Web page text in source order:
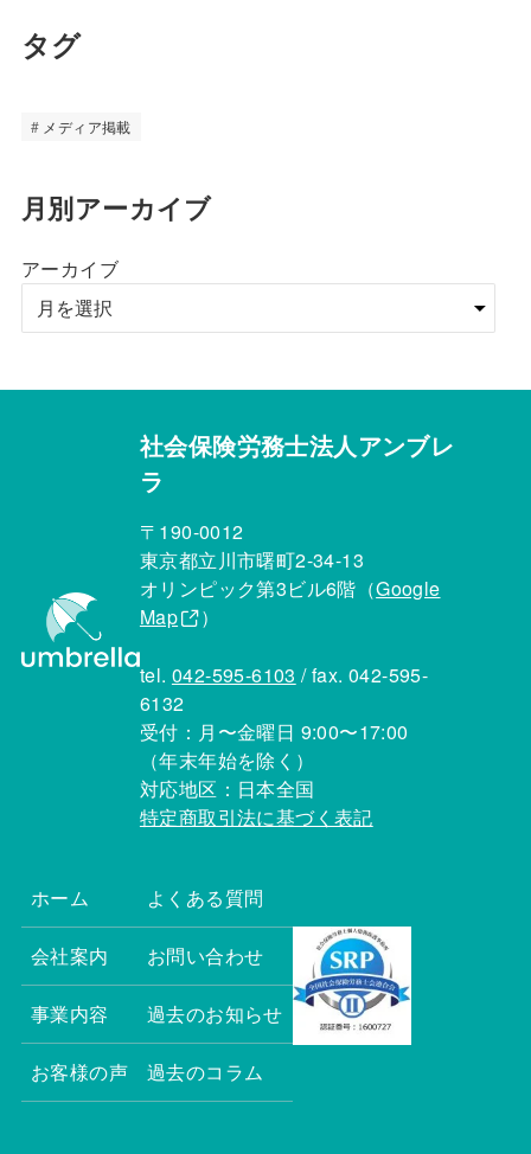
タグ
メディア掲載
月別アーカイブ
アーカイブ
社会保険労務士法人アンブレ
ラ
〒190-0012
東京都立川市曙町2-34-13
オリンピック第3ビル6階（Google
Map
）
tel. 042-595-6103 / fax. 042-595-
6132
受付：月〜金曜日 9:00〜17:00
（年末年始を除く）
対応地区：日本全国
特定商取引法に基づく表記
ホーム
会社案内
事業内容
お客様の声
よくある質問
お問い合わせ
過去のお知らせ
過去のコラム